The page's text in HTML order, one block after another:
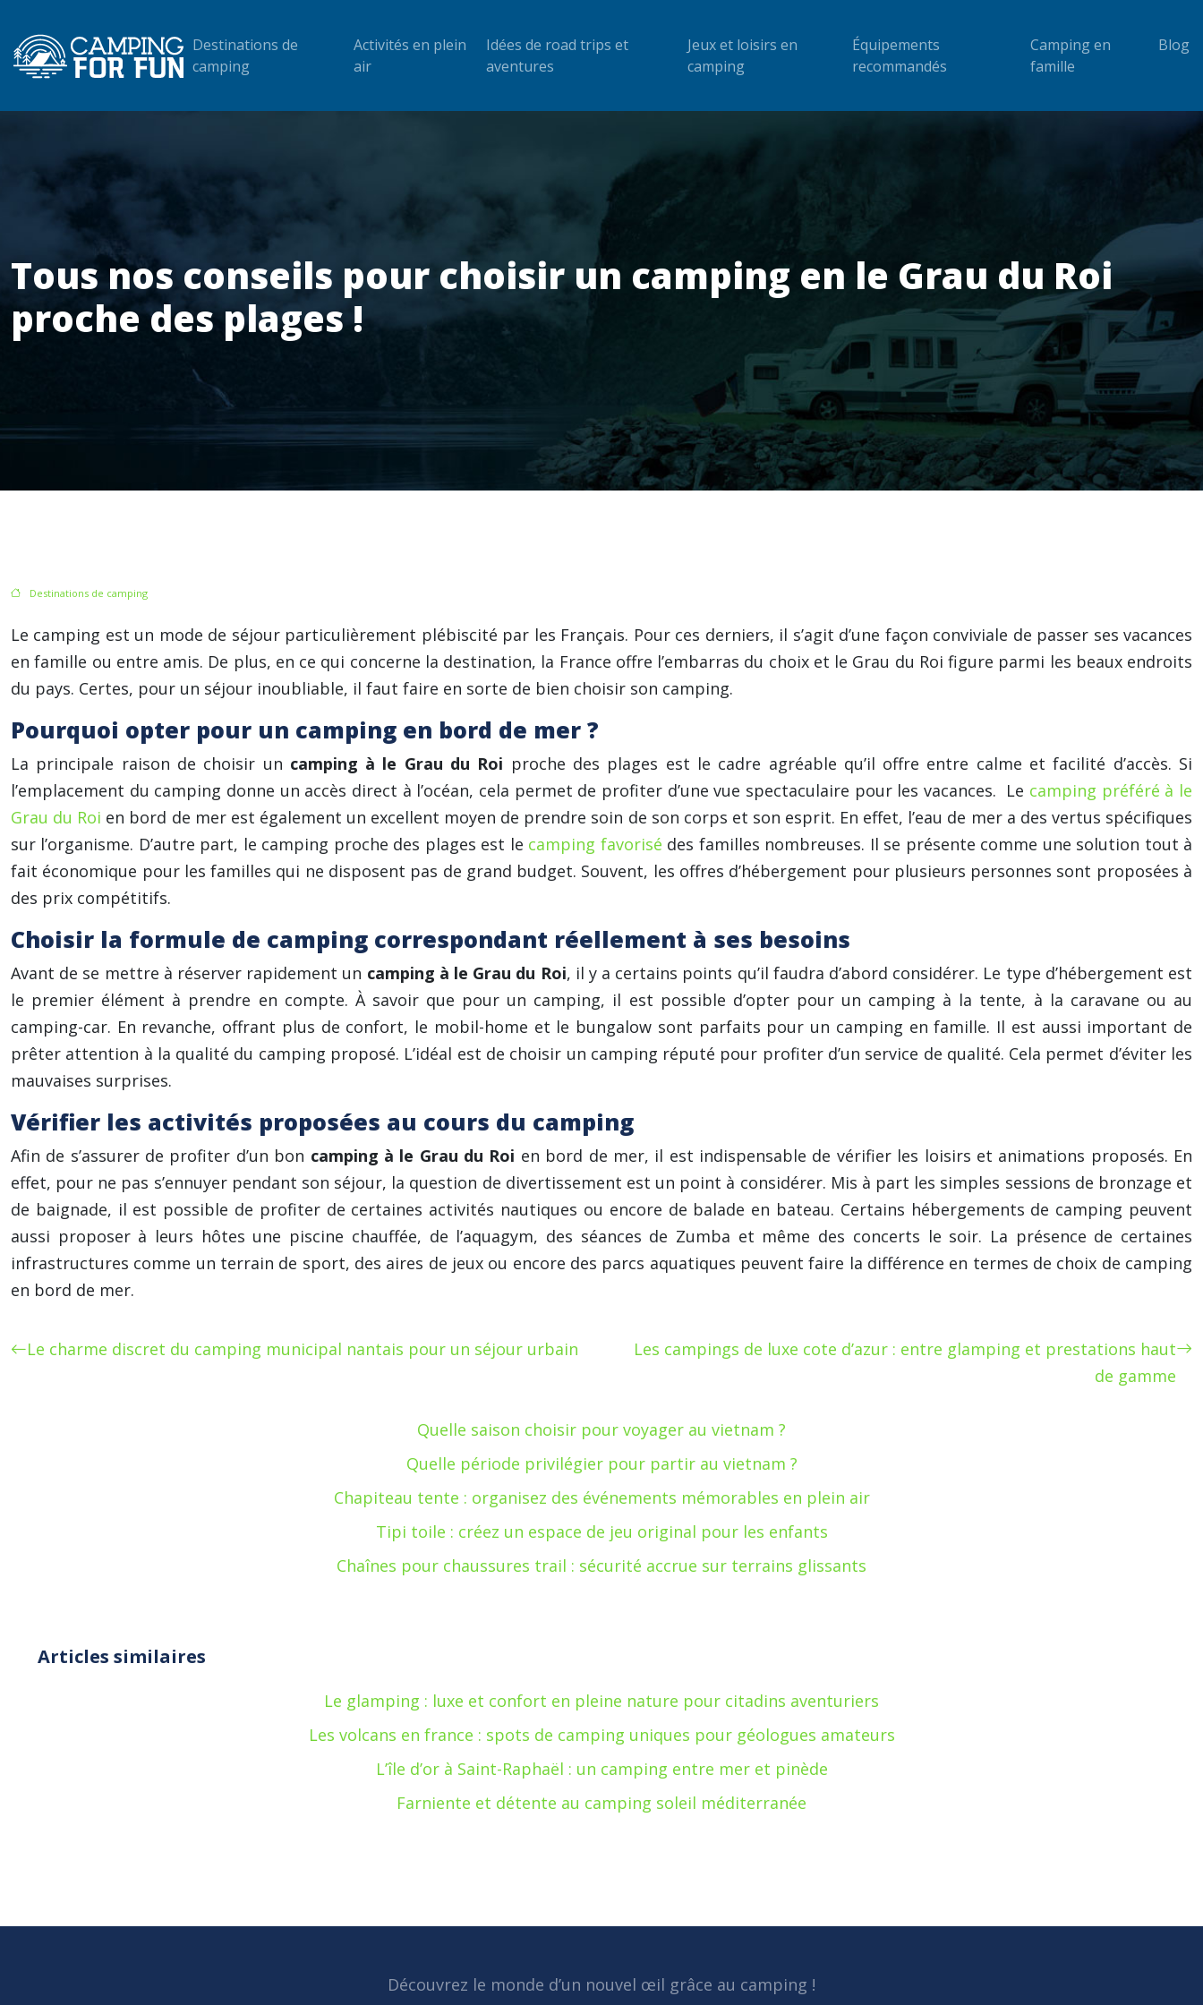
Destinations de
camping
Activités en plein
air
Idées de road trips et
aventures
Jeux et loisirs en
camping
Équipements
recommandés
Camping en
famille
Blog
Tous nos conseils pour choisir un camping en le Grau du Roi
proche des plages !
Destinations de camping
Le camping est un mode de séjour particulièrement plébiscité par les Français. Pour ces derniers, il s’agit d’une façon conviviale de passer ses vacances
en famille ou entre amis. De plus, en ce qui concerne la destination, la France offre l’embarras du choix et le Grau du Roi figure parmi les beaux endroits
du pays. Certes, pour un séjour inoubliable, il faut faire en sorte de bien choisir son camping.
Pourquoi opter pour un camping en bord de mer ?
La principale raison de choisir un camping à le Grau du Roi proche des plages est le cadre agréable qu’il offre entre calme et facilité d’accès. Si
l’emplacement du camping donne un accès direct à l’océan, cela permet de profiter d’une vue spectaculaire pour les vacances. Le camping préféré à le
Grau du Roi en bord de mer est également un excellent moyen de prendre soin de son corps et son esprit. En effet, l’eau de mer a des vertus spécifiques
sur l’organisme. D’autre part, le camping proche des plages est le camping favorisé des familles nombreuses. Il se présente comme une solution tout à
fait économique pour les familles qui ne disposent pas de grand budget. Souvent, les offres d’hébergement pour plusieurs personnes sont proposées à
des prix compétitifs.
Choisir la formule de camping correspondant réellement à ses besoins
Avant de se mettre à réserver rapidement un camping à le Grau du Roi, il y a certains points qu’il faudra d’abord considérer. Le type d’hébergement est
le premier élément à prendre en compte. À savoir que pour un camping, il est possible d’opter pour un camping à la tente, à la caravane ou au
camping-car. En revanche, offrant plus de confort, le mobil-home et le bungalow sont parfaits pour un camping en famille. Il est aussi important de
prêter attention à la qualité du camping proposé. L’idéal est de choisir un camping réputé pour profiter d’un service de qualité. Cela permet d’éviter les
mauvaises surprises.
Vérifier les activités proposées au cours du camping
Afin de s’assurer de profiter d’un bon camping à le Grau du Roi en bord de mer, il est indispensable de vérifier les loisirs et animations proposés. En
effet, pour ne pas s’ennuyer pendant son séjour, la question de divertissement est un point à considérer. Mis à part les simples sessions de bronzage et
de baignade, il est possible de profiter de certaines activités nautiques ou encore de balade en bateau. Certains hébergements de camping peuvent
aussi proposer à leurs hôtes une piscine chauffée, de l’aquagym, des séances de Zumba et même des concerts le soir. La présence de certaines
infrastructures comme un terrain de sport, des aires de jeux ou encore des parcs aquatiques peuvent faire la différence en termes de choix de camping
en bord de mer.
Le charme discret du camping municipal nantais pour un séjour urbain
Les campings de luxe cote d’azur : entre glamping et prestations haut
de gamme
Quelle saison choisir pour voyager au vietnam ?
Quelle période privilégier pour partir au vietnam ?
Chapiteau tente : organisez des événements mémorables en plein air
Tipi toile : créez un espace de jeu original pour les enfants
Chaînes pour chaussures trail : sécurité accrue sur terrains glissants
Articles similaires
Le glamping : luxe et confort en pleine nature pour citadins aventuriers
Les volcans en france : spots de camping uniques pour géologues amateurs
L’île d’or à Saint-Raphaël : un camping entre mer et pinède
Farniente et détente au camping soleil méditerranée
Découvrez le monde d’un nouvel œil grâce au camping !